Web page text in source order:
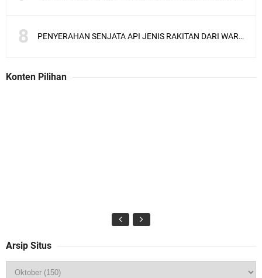
PENYERAHAN SENJATA API JENIS RAKITAN DARI WARGA KEPADA ANGGOTA SATGAS PAMTAS RI - MLY YONARMED 10/ BRADJAMUSTI
Konten Pilihan
Arsip Situs